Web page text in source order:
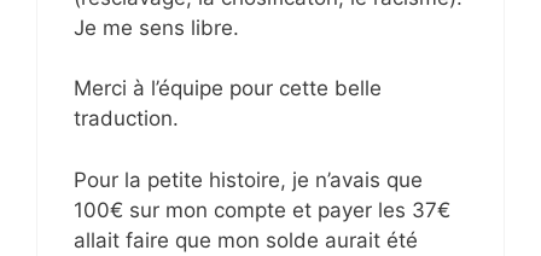
Je me sens libre.
Merci à l’équipe pour cette belle
traduction.
Pour la petite histoire, je n’avais que
100€ sur mon compte et payer les 37€
allait faire que mon solde aurait été